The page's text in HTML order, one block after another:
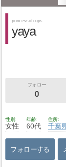
princessofcups
yaya
フォロー
0
性別
女性
年齢
60代
住所
千葉
フォローする